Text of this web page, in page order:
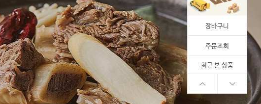
장바구니
주문조회
최근 본 상품